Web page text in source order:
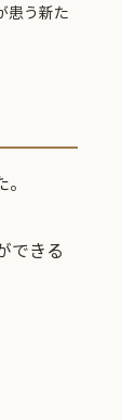
患う新た
できる